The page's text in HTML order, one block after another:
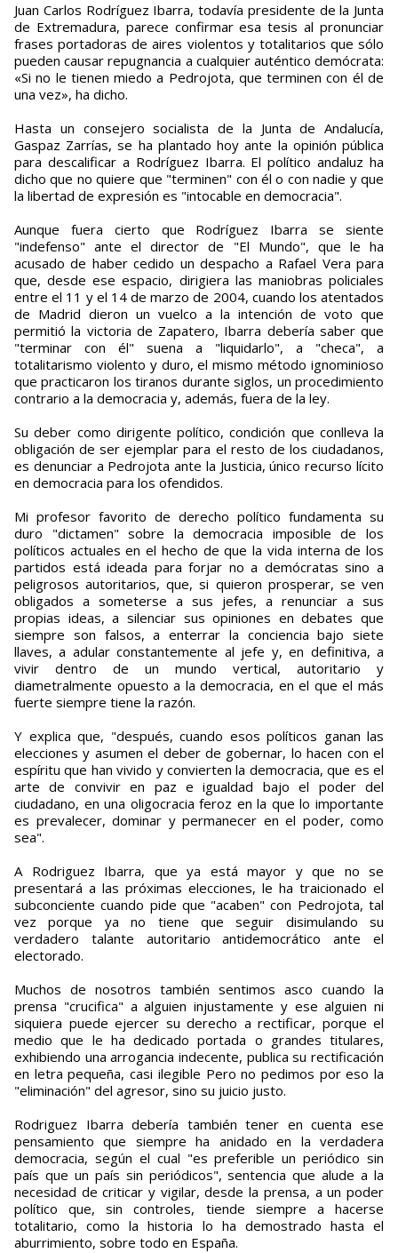
Juan Carlos Rodríguez Ibarra, todavía presidente de la Junta
de Extremadura, parece confirmar esa tesis al pronunciar
frases portadoras de aires violentos y totalitarios que sólo
pueden causar repugnancia a cualquier auténtico demócrata:
«Si no le tienen miedo a Pedrojota, que terminen con él de
una vez», ha dicho.
Hasta un consejero socialista de la Junta de Andalucía,
Gaspaz Zarrías, se ha plantado hoy ante la opinión pública
para descalificar a Rodríguez Ibarra. El político andaluz ha
dicho que no quiere que "terminen" con él o con nadie y que
la libertad de expresión es "intocable en democracia".
Aunque fuera cierto que Rodríguez Ibarra se siente
"indefenso" ante el director de "El Mundo", que le ha
acusado de haber cedido un despacho a Rafael Vera para
que, desde ese espacio, dirigiera las maniobras policiales
entre el 11 y el 14 de marzo de 2004, cuando los atentados
de Madrid dieron un vuelco a la intención de voto que
permitió la victoria de Zapatero, Ibarra debería saber que
"terminar con él" suena a "liquidarlo", a "checa", a
totalitarismo violento y duro, el mismo método ignominioso
que practicaron los tiranos durante siglos, un procedimiento
contrario a la democracia y, además, fuera de la ley.
Su deber como dirigente político, condición que conlleva la
obligación de ser ejemplar para el resto de los ciudadanos,
es denunciar a Pedrojota ante la Justicia, único recurso lícito
en democracia para los ofendidos.
Mi profesor favorito de derecho político fundamenta su
duro "dictamen" sobre la democracia imposible de los
políticos actuales en el hecho de que la vida interna de los
partidos está ideada para forjar no a demócratas sino a
peligrosos autoritarios, que, si quieron prosperar, se ven
obligados a someterse a sus jefes, a renunciar a sus
propias ideas, a silenciar sus opiniones en debates que
siempre son falsos, a enterrar la conciencia bajo siete
llaves, a adular constantemente al jefe y, en definitiva, a
vivir dentro de un mundo vertical, autoritario y
diametralmente opuesto a la democracia, en el que el más
fuerte siempre tiene la razón.
Y explica que, "después, cuando esos políticos ganan las
elecciones y asumen el deber de gobernar, lo hacen con el
espíritu que han vivido y convierten la democracia, que es el
arte de convivir en paz e igualdad bajo el poder del
ciudadano, en una oligocracia feroz en la que lo importante
es prevalecer, dominar y permanecer en el poder, como
sea".
A Rodriguez Ibarra, que ya está mayor y que no se
presentará a las próximas elecciones, le ha traicionado el
subconciente cuando pide que "acaben" con Pedrojota, tal
vez porque ya no tiene que seguir disimulando su
verdadero talante autoritario antidemocrático ante el
electorado.
Muchos de nosotros también sentimos asco cuando la
prensa "crucifica" a alguien injustamente y ese alguien ni
siquiera puede ejercer su derecho a rectificar, porque el
medio que le ha dedicado portada o grandes titulares,
exhibiendo una arrogancia indecente, publica su rectificación
en letra pequeña, casi ilegible Pero no pedimos por eso la
"eliminación" del agresor, sino su juicio justo.
Rodriguez Ibarra debería también tener en cuenta ese
pensamiento que siempre ha anidado en la verdadera
democracia, según el cual "es preferible un periódico sin
país que un país sin periódicos", sentencia que alude a la
necesidad de criticar y vigilar, desde la prensa, a un poder
político que, sin controles, tiende siempre a hacerse
totalitario, como la historia lo ha demostrado hasta el
aburrimiento, sobre todo en España.